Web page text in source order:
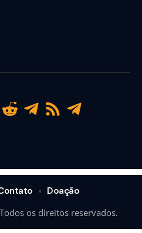
os direitos reservados.
Doação